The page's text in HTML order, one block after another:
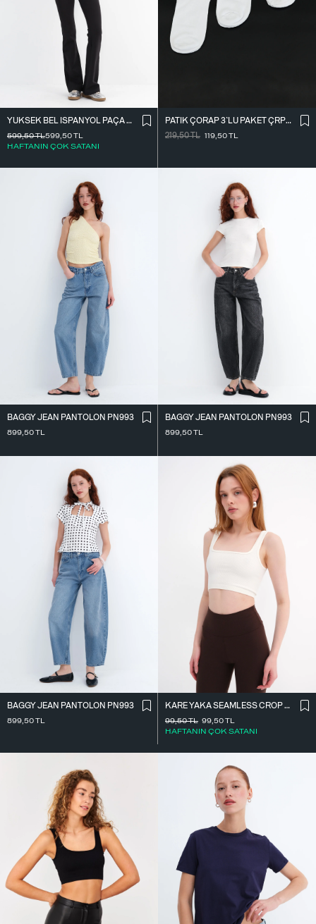
YÜKSEK BEL İ̇SPANYOL PAÇA TAYT TYT0048-E10
599,50TL
HAFTANIN ÇOK SATANI
599,50TL
PATIK ÇORAP 3`LÜ PAKET ÇRP04-F13
219,50TL 119,50TL
BAGGY JEAN PANTOLON PN993
899,50TL
BAGGY JEAN PANTOLON PN993
899,50TL
BAGGY JEAN PANTOLON PN993
899,50TL
KARE YAKA SEAMLESS CROP ATLET A0187-L5
99,50TL
HAFTANIN ÇOK SATANI
99,50TL